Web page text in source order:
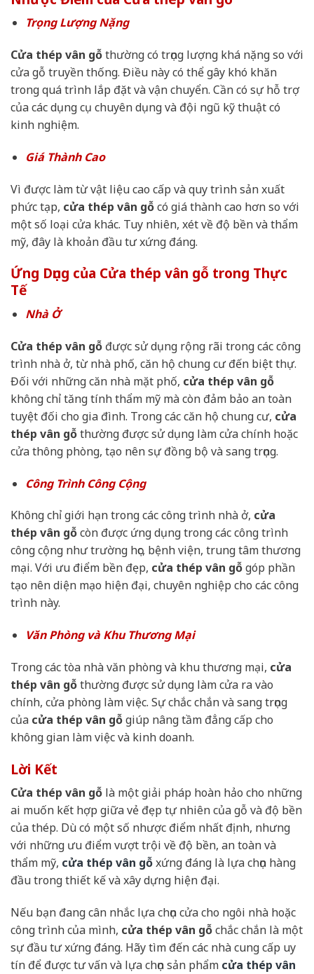
Trọng Lượng Nặng
Cửa thép vân gỗthường có trọng lượng khá nặng so với
cửa gỗ truyền thống. Điều này có thể gây khó khăn
trong quá trình lắp đặt và vận chuyển. Cần có sự hỗ trợ
của các dụng cụ chuyên dụng và đội ngũ kỹ thuật có
kinh nghiệm.
Giá Thành Cao
Vì được làm từ vật liệu cao cấp và quy trình sản xuất
phức tạp, cửa thép vân gỗcó giá thành cao hơn so với
một số loại cửa khác. Tuy nhiên, xét về độ bền và thẩm
mỹ, đây là khoản đầu tư xứng đáng.
Ứng Dụng của Cửa thép vân gỗ trong Thực
Tế
Nhà Ở
Cửa thép vân gỗ được sử dụng rộng rãi trong các công
trình nhà ở, từ nhà phố, căn hộ chung cư đến biệt thự.
Đối với những căn nhà mặt phố, cửa thép vân gỗ
không chỉ tăng tính thẩm mỹ mà còn đảm bảo an toàn
tuyệt đối cho gia đình. Trong các căn hộ chung cư, cửa
thép vân gỗthường được sử dụng làm cửa chính hoặc
cửa thông phòng, tạo nên sự đồng bộ và sang trọng.
Công Trình Công Cộng
Không chỉ giới hạn trong các công trình nhà ở, cửa
thép vân gỗcòn được ứng dụng trong các công trình
công cộng như trường học, bệnh viện, trung tâm thương
mại. Với ưu điểm bền đẹp, cửa thép vân gỗgóp phần
tạo nên diện mạo hiện đại, chuyên nghiệp cho các công
trình này.
Văn Phòng và Khu Thương Mại
Trong các tòa nhà văn phòng và khu thương mại, cửa
thép vân gỗthường được sử dụng làm cửa ra vào
chính, cửa phòng làm việc. Sự chắc chắn và sang trọng
của cửa thép vân gỗgiúp nâng tầm đẳng cấp cho
không gian làm việc và kinh doanh.
Lời Kết
Cửa thép vân gỗ là một giải pháp hoàn hảo cho những
ai muốn kết hợp giữa vẻ đẹp tự nhiên của gỗ và độ bền
của thép. Dù có một số nhược điểm nhất định, nhưng
với những ưu điểm vượt trội về độ bền, an toàn và
thẩm mỹ, cửa thép vân gỗxứng đáng là lựa chọn hàng
đầu trong thiết kế và xây dựng hiện đại.
Nếu bạn đang cân nhắc lựa chọn cửa cho ngôi nhà hoặc
công trình của mình, cửa thép vân gỗchắc chắn là một
sự đầu tư xứng đáng. Hãy tìm đến các nhà cung cấp uy
tín để được tư vấn và lựa chọn sản phẩm cửa thép vân